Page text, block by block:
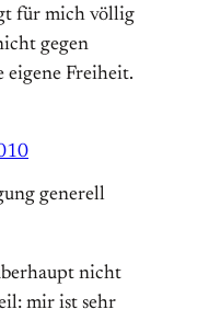
für mich völlig
gegen
eigene Freiheit.
generell
nicht
mir ist sehr